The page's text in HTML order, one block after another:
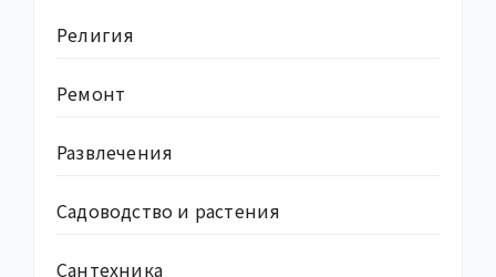
Религия
Ремонт
Развлечения
Садоводство и растения
Сантехника